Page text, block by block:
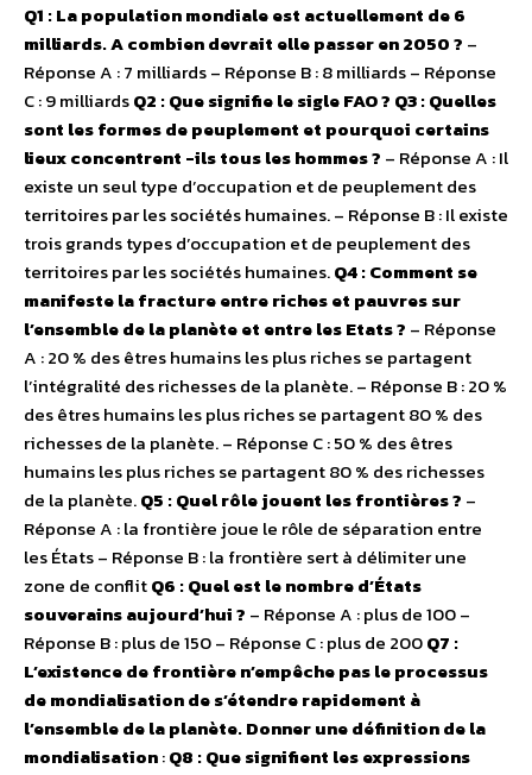
Q1 : La population mondiale est actuellement de 6
milliards. A combien devrait elle passer en 2050 ? –
Réponse A : 7 milliards – Réponse B : 8 milliards – Réponse
C : 9 milliardsQ2 : Que signifie le sigle FAO ? Q3 : Quelles
sont les formes de peuplement et pourquoi certains
lieux concentrent -ils tous les hommes ? – Réponse A : Il
existe un seul type d’occupation et de peuplement des
territoires par les sociétés humaines. – Réponse B : Il existe
trois grands types d’occupation et de peuplement des
territoires par les sociétés humaines.Q4 : Comment se
manifeste la fracture entre riches et pauvres sur
l’ensemble de la planète et entre les Etats ? – Réponse
A : 20 % des êtres humains les plus riches se partagent
l’intégralité des richesses de la planète. – Réponse B : 20 %
des êtres humains les plus riches se partagent 80 % des
richesses de la planète. – Réponse C : 50 % des êtres
humains les plus riches se partagent 80 % des richesses
de la planète.Q5 : Quel rôle jouent les frontières ? –
Réponse A : la frontière joue le rôle de séparation entre
les États – Réponse B : la frontière sert à délimiter une
zone de conflitQ6 : Quel est le nombre d’États
souverains aujourd’hui ? – Réponse A : plus de 100 –
Réponse B : plus de 150 – Réponse C : plus de 200Q7 :
L’existence de frontière n’empêche pas le processus
de mondialisation de s’étendre rapidement à
l’ensemble de la planète. Donner une définition de la
mondialisation:Q8 : Que signifient les expressions